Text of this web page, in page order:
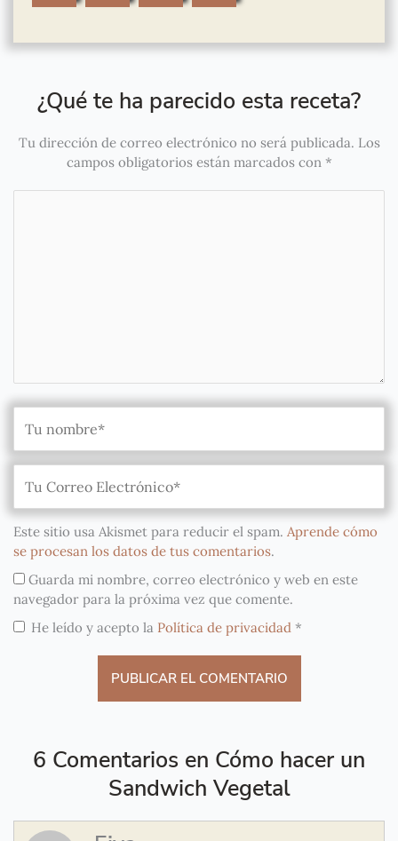
¿Qué te ha parecido esta receta?
Tu dirección de correo electrónico no será publicada. Los
campos obligatorios están marcados con *
Este sitio usa Akismet para reducir el spam. Aprende cómo
se procesan los datos de tus comentarios.
Guarda mi nombre, correo electrónico y web en este
navegador para la próxima vez que comente.
He leído y acepto la Política de privacidad *
6 Comentarios en Cómo hacer un
Sandwich Vegetal